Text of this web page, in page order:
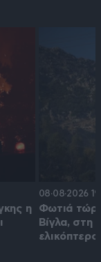
η
08·08·2026
Φωτιά
Βίγλα, στη
ελικόπτερο